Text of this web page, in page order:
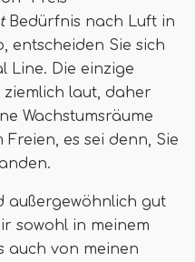
Bedürfnis nach Luft in
entscheiden Sie sich
Line. Die einzige
ziemlich laut, daher
Wachstumsräume
es sei denn, Sie
außergewöhnlich gut
sowohl in meinem
auch von meinen